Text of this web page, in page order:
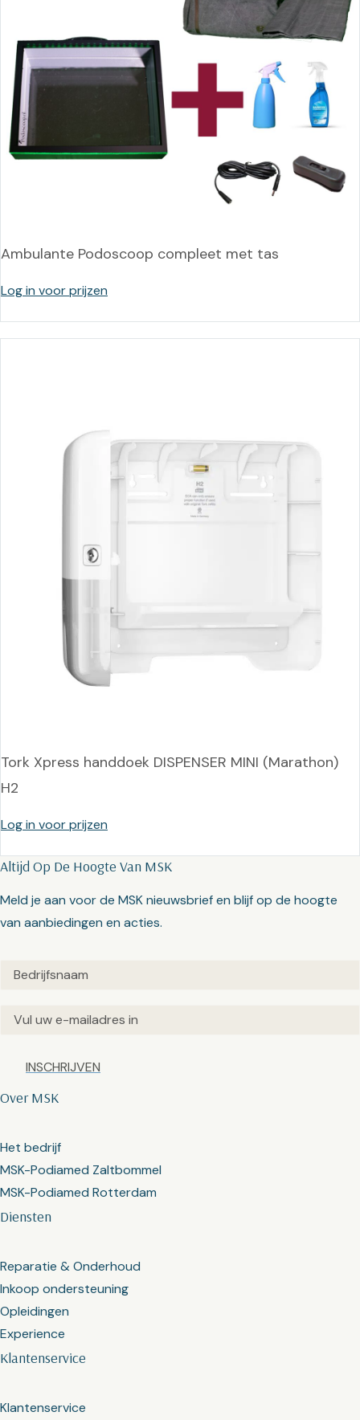
Ambulante Podoscoop compleet met tas
Log in voor prijzen
Tork Xpress handdoek DISPENSER MINI (Marathon)
H2
Log in voor prijzen
Klantenservice
Klantenservice
Diensten
Reparatie & Onderhoud
Inkoop ondersteuning
Opleidingen
Experience
Over MSK
Het bedrijf
MSK-Podiamed Zaltbommel
MSK-Podiamed Rotterdam
Altijd Op De Hoogte Van MSK
Meld je aan voor de MSK nieuwsbrief en blijf op de hoogte
van aanbiedingen en acties.
Untitled(Vereist)
Email(Vereist)
Captcha